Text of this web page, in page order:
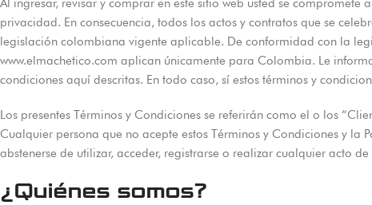
Al ingresar, revisar y comprar en este sitio web usted se
privacidad. En consecuencia, todos los actos y contratos que se
legislación colombiana vigente aplicable. De conformidad con la
www.elmachetico.com aplican únicamente para Colombia. Le
condiciones aquí descritas. En todo caso, sí estos términos y
Los presentes Términos y Condiciones se referirán como el o los
Cualquier persona que no acepte estos Términos y Condiciones y
abstenerse de utilizar, acceder, registrarse o realizar cualquier acto
¿Quiénes somos?